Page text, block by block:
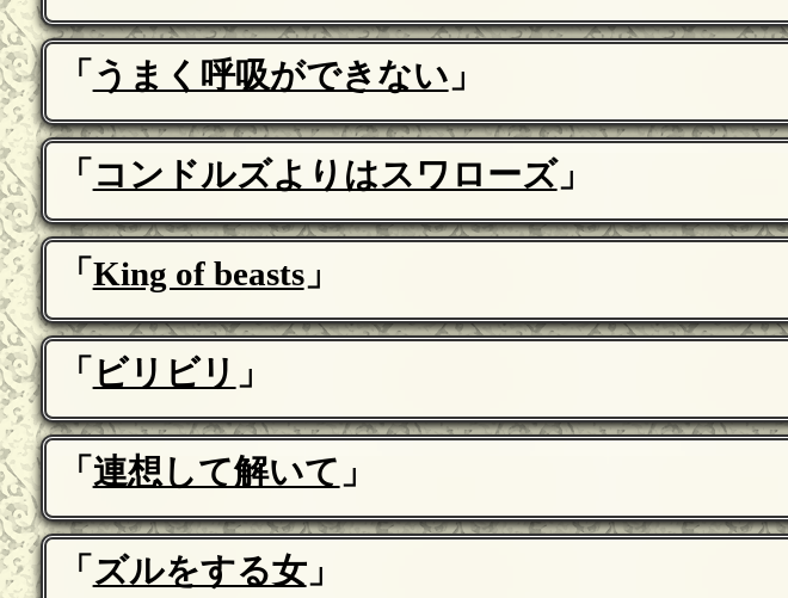
「 うまく呼吸ができない 」
「 コンドルズよりはスワローズ」
「 King of beasts」
「 ビリビリ 」
「 連想して解いて 」
「 ズルをする女」